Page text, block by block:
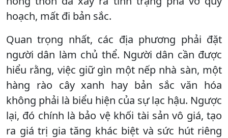
hoạch, mất đi bản sắc.
Quan trọng nhất, các địa phương phải đặt
người dân làm chủ thể. Người dân cần được
hiểu rằng, việc giữ gìn một nếp nhà sàn, một
hàng rào cây xanh hay bản sắc văn hóa
không phải là biểu hiện của sự lạc hậu. Ngược
lại, đó chính là bảo vệ khối tài sản vô giá, tạo
ra giá trị gia tăng khác biệt và sức hút riêng